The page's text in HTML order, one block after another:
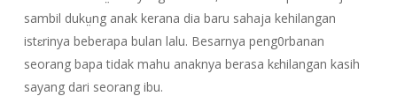
sambil dukṳng anak kerana dia baru sahaja kehilangan
istɛrinya beberapa bulan lalu. Besarnya peng0rbanan
seorang bapa tidak mahu anaknya berasa kɛhilangan kasih
sayang dari seorang ibu.